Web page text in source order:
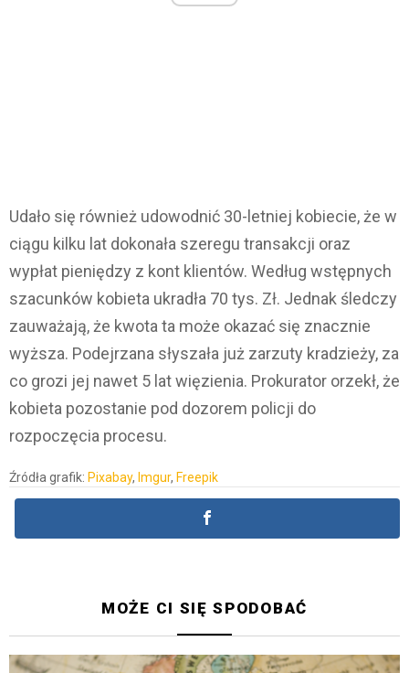
Udało się również udowodnić 30-letniej kobiecie, że w
ciągu kilku lat dokonała szeregu transakcji oraz
wypłat pieniędzy z kont klientów. Według wstępnych
szacunków kobieta ukradła 70 tys. Zł. Jednak śledczy
zauważają, że kwota ta może okazać się znacznie
wyższa. Podejrzana słyszała już zarzuty kradzieży, za
co grozi jej nawet 5 lat więzienia. Prokurator orzekł, że
kobieta pozostanie pod dozorem policji do
rozpoczęcia procesu.
Źródła grafik: Pixabay, Imgur, Freepik
MOŻE CI SIĘ SPODOBAĆ